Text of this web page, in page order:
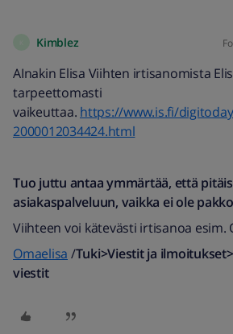
Kimblez
AInakin Elisa Viihten irtisanomista
tarpeettomasti
vaikeuttaa. https://www.is.fi/
2000012034424.html
Tuo juttu antaa ymmärtää, että
asiakaspalveluun, vaikka ei ole
Viihteen voi kätevästi irtisanoa esim.
Omaelisa /Tuki>Viestit ja
viestit